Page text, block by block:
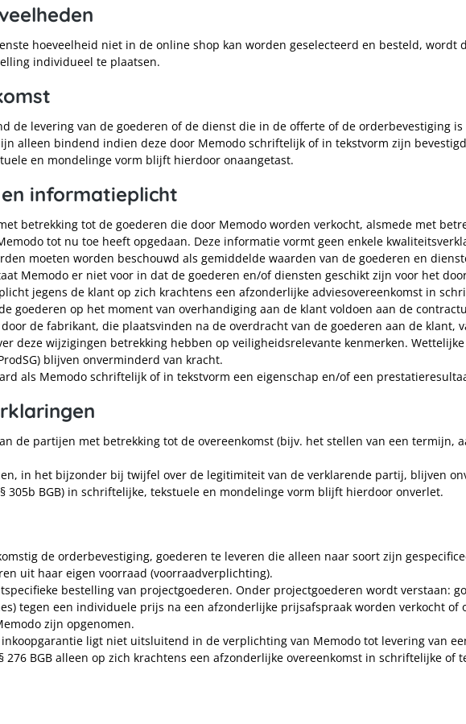
hoeveelheid niet in de online shop kan worden geselecteerd en besteld, wordt
individueel te plaatsen.
de levering van de goederen of de dienst die in de offerte of de orderbevestiging is
alleen bindend indien deze door Memodo schriftelijk of in tekstvorm zijn
en mondelinge vorm blijft hierdoor onaangetast.
informatieplicht
betrekking tot de goederen die door Memodo worden verkocht, alsmede met
tot nu toe heeft opgedaan. Deze informatie vormt geen enkele
moeten worden beschouwd als gemiddelde waarden van de goederen en
Memodo er niet voor in dat de goederen en/of diensten geschikt zijn voor het
jegens de klant op zich krachtens een afzonderlijke adviesovereenkomst in
goederen op het moment van overhandiging aan de klant voldoen aan de
de fabrikant, die plaatsvinden na de overdracht van de goederen aan de
deze wijzigingen betrekking hebben op veiligheidsrelevante kenmerken.
blijven onverminderd van kracht.
als Memodo schriftelijk of in tekstvorm een eigenschap en/of een
de partijen met betrekking tot de overeenkomst (bijv. het stellen van een termijn,
in het bijzonder bij twijfel over de legitimiteit van de verklarende partij, blijven
305b BGB) in schriftelijke, tekstuele en mondelinge vorm blijft hierdoor onverlet.
de orderbevestiging, goederen te leveren die alleen naar soort zijn
uit haar eigen voorraad (voorraadverplichting).
bestelling van projectgoederen. Onder projectgoederen wordt verstaan:
tegen een individuele prijs na een afzonderlijke prijsafspraak worden verkocht of
zijn opgenomen.
ligt niet uitsluitend in de verplichting van Memodo tot levering van
BGB alleen op zich krachtens een afzonderlijke overeenkomst in schriftelijke of